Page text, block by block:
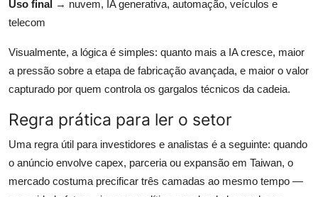
Uso final → nuvem, IA generativa, automação, veículos e
telecom
Visualmente, a lógica é simples: quanto mais a IA cresce, maior
a pressão sobre a etapa de fabricação avançada, e maior o valor
capturado por quem controla os gargalos técnicos da cadeia.
Regra prática para ler o setor
Uma regra útil para investidores e analistas é a seguinte: quando
o anúncio envolve capex, parceria ou expansão em Taiwan, o
mercado costuma precificar três camadas ao mesmo tempo —